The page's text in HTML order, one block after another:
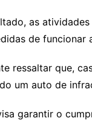
as
de funcionar
ressaltar que,
um auto de
garantir o